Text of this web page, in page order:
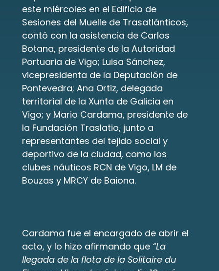
este miércoles en el Edificio de
Sesiones del Muelle de Trasatlánticos,
contó con la asistencia de Carlos
Botana, presidente de la Autoridad
Portuaria de Vigo; Luisa Sánchez,
vicepresidenta de la Deputación de
Pontevedra; Ana Ortiz, delegada
territorial de la Xunta de Galicia en
Vigo; y Mario Cardama, presidente de
la Fundación Traslatio, junto a
representantes del tejido social y
deportivo de la ciudad, como los
clubes náuticos RCN de Vigo, LM de
Bouzas y MRCY de Baiona.
Cardama fue el encargado de abrir el
acto, y lo hizo afirmando que “La
llegada de la flota de la Solitaire du